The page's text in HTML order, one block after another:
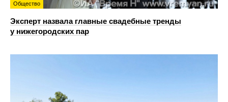
Общество
Эксперт назвала главные свадебные тренды
у нижегородских пар